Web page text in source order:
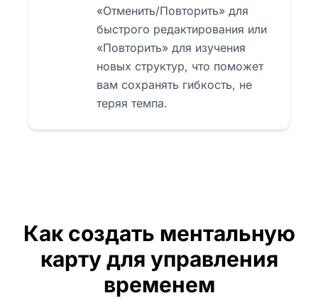
«Отменить/Повторить» для
быстрого редактирования или
«Повторить» для изучения
новых структур, что поможет
вам сохранять гибкость, не
теряя темпа.
Как создать ментальную
карту для управления
временем